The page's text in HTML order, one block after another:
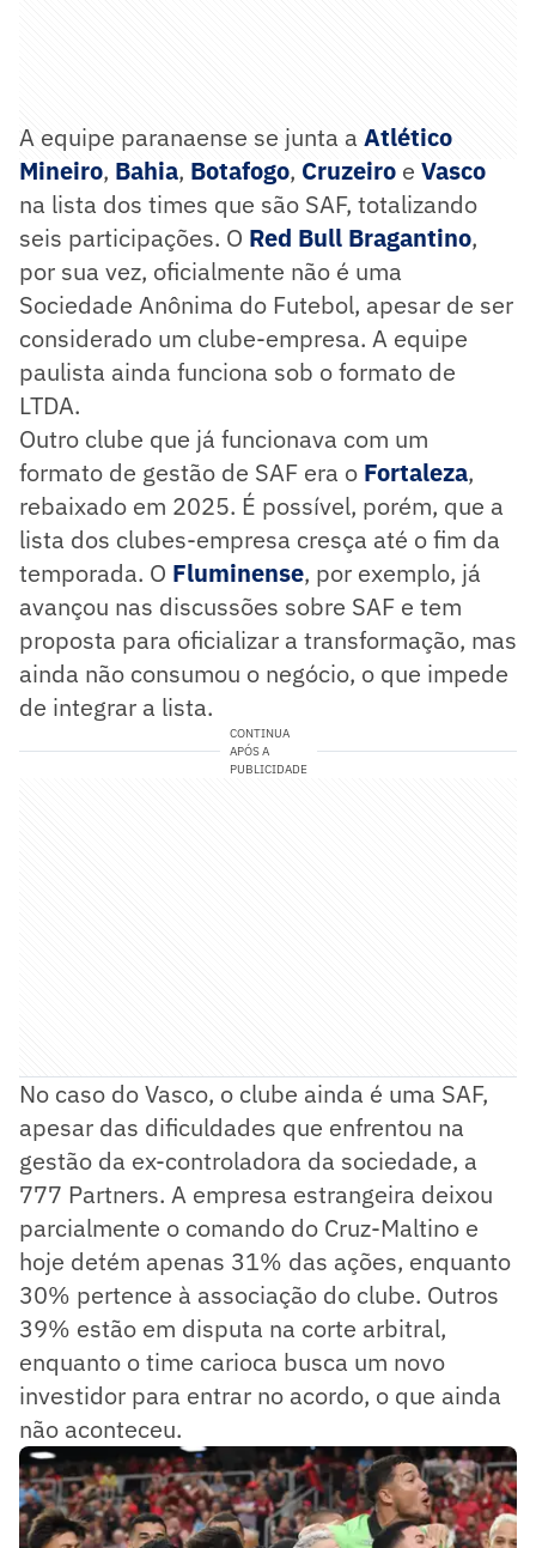
A equipe paranaense se junta a Atlético
Mineiro, Bahia, Botafogo, Cruzeiro e Vasco
na lista dos times que são SAF, totalizando
seis participações. O Red Bull Bragantino,
por sua vez, oficialmente não é uma
Sociedade Anônima do Futebol, apesar de ser
considerado um clube-empresa. A equipe
paulista ainda funciona sob o formato de
LTDA.
Outro clube que já funcionava com um
formato de gestão de SAF era o Fortaleza,
rebaixado em 2025. É possível, porém, que a
lista dos clubes-empresa cresça até o fim da
temporada. O Fluminense, por exemplo, já
avançou nas discussões sobre SAF e tem
proposta para oficializar a transformação, mas
ainda não consumou o negócio, o que impede
de integrar a lista.
CONTINUA
APÓS A
PUBLICIDADE
No caso do Vasco, o clube ainda é uma SAF,
apesar das dificuldades que enfrentou na
gestão da ex-controladora da sociedade, a
777 Partners. A empresa estrangeira deixou
parcialmente o comando do Cruz-Maltino e
hoje detém apenas 31% das ações, enquanto
30% pertence à associação do clube. Outros
39% estão em disputa na corte arbitral,
enquanto o time carioca busca um novo
investidor para entrar no acordo, o que ainda
não aconteceu.